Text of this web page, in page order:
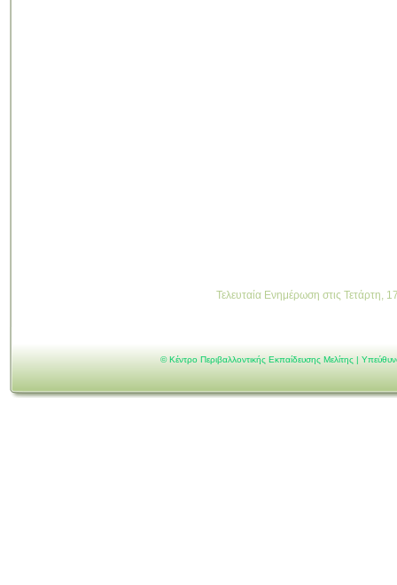
Τελευταία Ενημέρωση στις Τετάρτη,
© Κέντρο Περιβαλλοντικής Εκπαίδευσης Μελίτης |